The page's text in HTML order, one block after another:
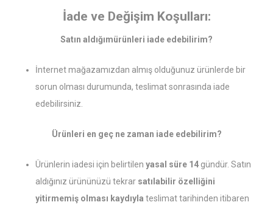
İade ve Değişim Koşulları:
Satın aldığımürünleri iade edebilirim?
İnternet mağazamızdan almış olduğunuz ürünlerde bir
sorun olması durumunda, teslimat sonrasında iade
edebilirsiniz.
Ürünleri en geç ne zaman iade edebilirim?
Ürünlerin iadesi için belirtilenyasal süre 14 gündür. Satın
aldığınız ürününüzü tekrar satılabilir özelliğini
yitirmemiş olması kaydıylateslimat tarihinden itibaren